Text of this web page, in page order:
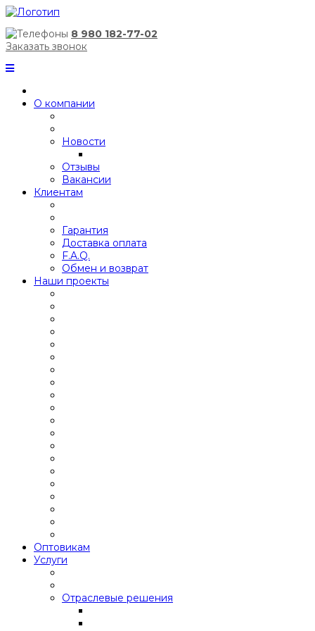
8 980 182-77-02
Заказать звонок
О компании
Новости
Отзывы
Вакансии
Клиентам
Гарантия
Доставка оплата
F.A.Q.
Обмен и возврат
Наши проекты
Оптовикам
Услуги
Отраслевые решения